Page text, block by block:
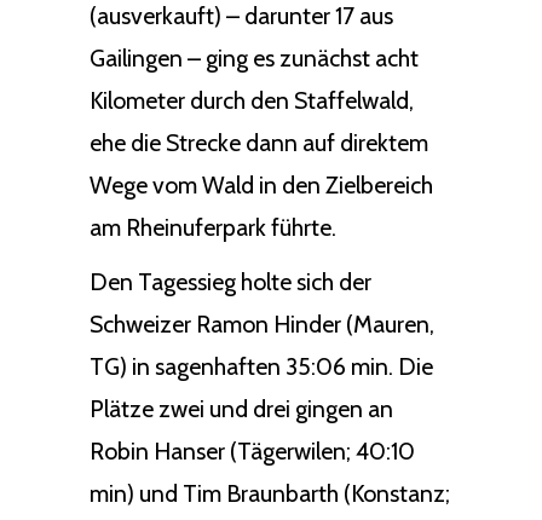
(ausverkauft) – darunter 17 aus
Gailingen – ging es zunächst acht
Kilometer durch den Staffelwald,
ehe die Strecke dann auf direktem
Wege vom Wald in den Zielbereich
am Rheinuferpark führte.
Den Tagessieg holte sich der
Schweizer Ramon Hinder (Mauren,
TG) in sagenhaften 35:06 min. Die
Plätze zwei und drei gingen an
Robin Hanser (Tägerwilen; 40:10
min) und Tim Braunbarth (Konstanz;